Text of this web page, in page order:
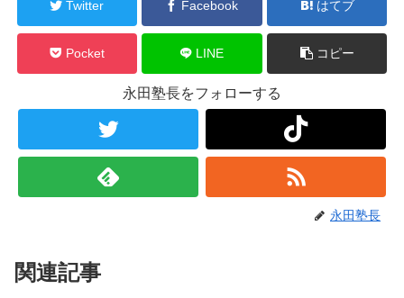
Twitter Facebook はてブ
Pocket LINE コピー
永田塾長をフォローする
永田塾長
関連記事